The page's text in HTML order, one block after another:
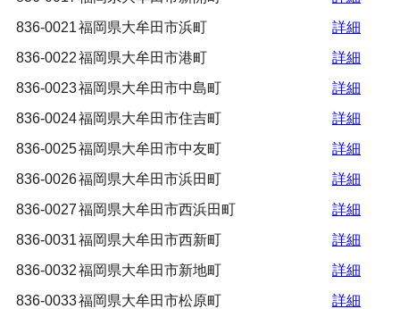
836-0021福岡県大牟田市浜町
詳細
836-0022福岡県大牟田市港町
詳細
836-0023福岡県大牟田市中島町
詳細
836-0024福岡県大牟田市住吉町
詳細
836-0025福岡県大牟田市中友町
詳細
836-0026福岡県大牟田市浜田町
詳細
836-0027福岡県大牟田市西浜田町
詳細
836-0031福岡県大牟田市西新町
詳細
836-0032福岡県大牟田市新地町
詳細
836-0033福岡県大牟田市松原町
詳細